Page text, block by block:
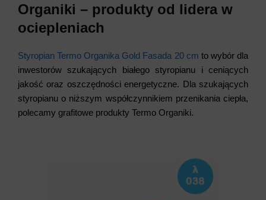
Organiki – produkty od lidera w
ociepleniach
Styropian Termo Organika Gold Fasada 20 cm to wybór dla
inwestorów szukających białego styropianu i ceniących
jakość oraz oszczędności energetyczne. Dla szukających
styropianu o niższym współczynnikiem przenikania ciepła,
polecamy grafitowe produkty Termo Organiki.